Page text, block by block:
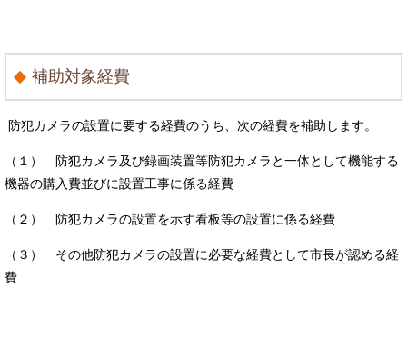
補助対象経費
防犯カメラの設置に要する経費のうち、次の経費を補助します。
（１） 防犯カメラ及び録画装置等防犯カメラと一体として機能する
機器の購入費並びに設置工事に係る経費
（２） 防犯カメラの設置を示す看板等の設置に係る経費
（３） その他防犯カメラの設置に必要な経費として市長が認める経
費